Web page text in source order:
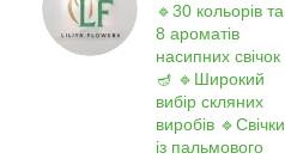
🔹30 кольорів та
8 ароматів
насипних свічок
🪔 🔹Широкий
вибір скляних
виробів🔹Свічки
із пальмового